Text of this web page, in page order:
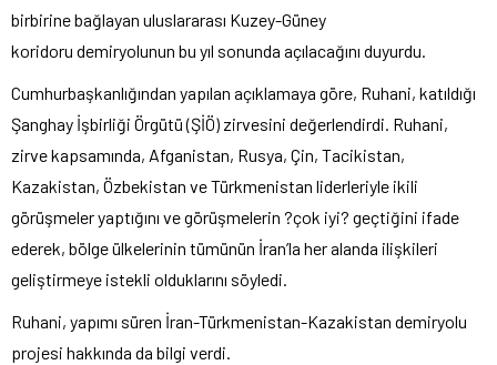
birbirine bağlayan uluslararası Kuzey-Güney
koridoru demiryolunun bu yıl sonunda açılacağını duyurdu.
Cumhurbaşkanlığından yapılan açıklamaya göre, Ruhani, katıldığı
Şanghay İşbirliği Örgütü (ŞİÖ) zirvesini değerlendirdi. Ruhani,
zirve kapsamında, Afganistan, Rusya, Çin, Tacikistan,
Kazakistan, Özbekistan ve Türkmenistan liderleriyle ikili
görüşmeler yaptığını ve görüşmelerin ?çok iyi? geçtiğini ifade
ederek, bölge ülkelerinin tümünün İran’la her alanda ilişkileri
geliştirmeye istekli olduklarını söyledi.
Ruhani, yapımı süren İran-Türkmenistan-Kazakistan demiryolu
projesi hakkında da bilgi verdi.